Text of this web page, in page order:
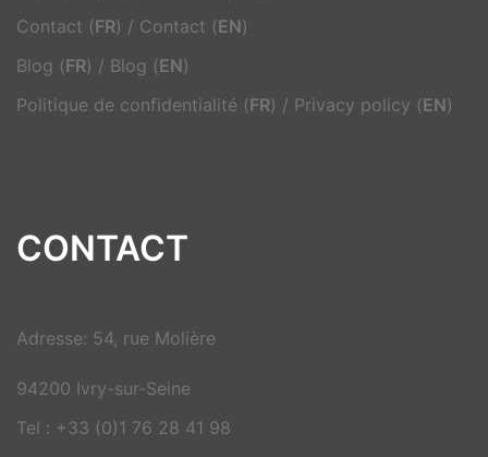
Contact (FR) / Contact (EN)
Blog (FR) / Blog (EN)
Politique de confidentialité (FR) / Privacy policy (EN)
CONTACT
Adresse: 54, rue Molière
94200 Ivry-sur-Seine
Tel : +33 (0)1 76 28 41 98